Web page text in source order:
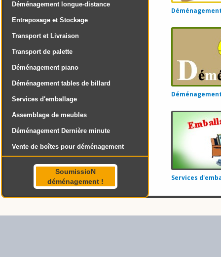
Déménagement longue-distance
Entreposage et Stockage
Transport et Livraison
Transport de palette
Déménagement piano
Déménagement tables de billard
Services d'emballage
Assemblage de meubles
Déménagement Dernière minute
Vente de boîtes pour déménagement
SoumissioN
déménagement !
Services